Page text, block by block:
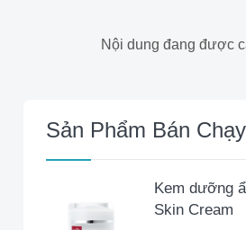
Nội dung đang được
Sản Phẩm Bán Chạy
Kem dưỡng
Skin Cream